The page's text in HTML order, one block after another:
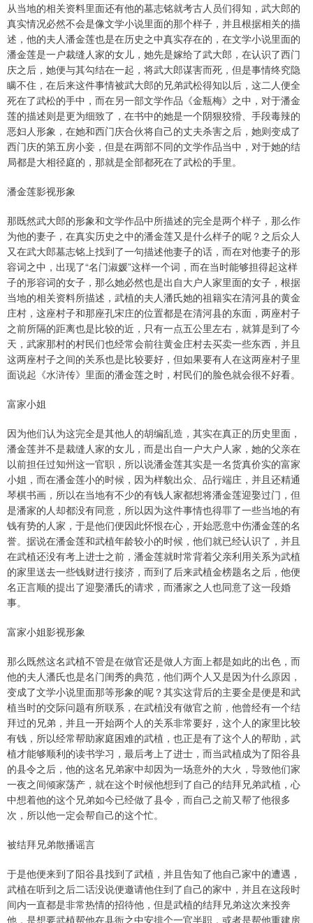
从当地的相关资料里面还有他的墓志铭就考古人员们得知，武大郎的
真实情况必然不会是像文学小说里面的那个样子，并且根据相关的描
述，他的夫人潘金莲也是在历史之中真实存在的，在文学小说里面的
潘金莲是一户裁缝人家的女儿，她先是嫁给了武大郎，在认识了西门
庆之后，她便与其勾结在一起，将武大郎谋害而死，但是事情终究隐
瞒不住，在后来这件事情被武大郎的兄弟武松得知以后，这二人便全
死在了武松的手中，而在另一部文学作品《金瓶梅》之中，对于潘金
莲的描述则是更为细致了，在书中的她是一个阴狠狡猾、手段毒辣的
恶妇人形象，在她和西门庆合伙将自己的丈夫杀害之后，她则变成了
西门庆的第五房小妾，但是在两部不同的文学作品当中，对于她的结
局都是大相径庭的，那就是全部都死在了武松的手里。
潘金莲影视形象
那既然武大郎的形象和文学作品中所描述的完全是两个样子，那么作
为他的妻子，在真实历史之中的潘金莲又是什么样子的呢？之后众人
又在武大郎墓志铭上找到了一句描述他妻子的话，而在对他妻子的形
容词之中，出现了“名门淑媛”这样一个词，而在当时能够担得起这样
子的形容词的女子，那么她必然也是出自大户人家里面的女子，根据
当地的相关资料所描述，武植的夫人潘氏她的祖籍实在清河县的黄金
庄村，这座村子和那座孔宋庄的位置都是在清河县的东面，两座村子
之前所隔的距离也是比较的近，只有一点五公里左右，就算是到了今
天，武家那村的村民们也经常会前往黄金庄村去买卖一些东西，并且
这两座村子之间的关系也是比较要好，但如果要有人在这两座村子里
面说起《水浒传》里面的潘金莲之时，村民们的脸色就会很不好看。
富家小姐
因为他们认为这完全是其他人的胡编乱造，其实在真正的历史里面，
潘金莲并不是裁缝人家的女儿，而是出自一户大户人家，她的父亲在
以前担任过知州这一官职，所以说潘金莲其实是一名货真价实的富家
小姐，而在潘金莲小的时候，因为样貌出众、品行端庄，并且还精通
琴棋书画，所以在当地有不少的有钱人家都想将潘金莲迎娶过门，但
是潘家的人却都没有同意，所以因为这件事情也得罪了一些当地的有
钱有势的人家，于是他们便因此怀恨在心，开始恶意中伤潘金莲的名
誉。据说在潘金莲和武植年龄较小的时候，他们就已经认识了，并且
在武植还没有考上进士之前，潘金莲就时常背着父亲利用关系为武植
的家里送去一些钱财进行接济，而到了后来武植金榜题名之后，他便
名正言顺的提出了迎娶潘氏的请求，而潘家之人也同意了这一段婚
事。
富家小姐影视形象
那么既然这名武植不管是在做官还是做人方面上都是如此的出色，而
他的夫人潘氏也是名门闺秀的典范，他们两个人又是因为什么原因，
变成了文学小说里面那等形象的呢？其实这背后的主要全是便是和武
植当时的交际问题有所联系，在武植没有做官之前，他曾经有一个结
拜过的兄弟，并且一开始两个人的关系非常要好，这个人的家里比较
有钱，所以经常帮助家庭困难的武植，也正是有了这个人的帮助，武
植才能够顺利的读书学习，最后考上了进士，而当武植成为了阳谷县
的县令之后，他的这名兄弟家中却因为一场意外的大火，导致他们家
一夜之间倾家荡产，就在这个时候他想到了自己的结拜兄弟武植，心
中想着他的这个兄弟如今已经做了县令，而自己之前又帮了他很多
次，所以他一定会帮自己的这个忙。
被结拜兄弟散播谣言
于是他便来到了阳谷县找到了武植，并且告知了他自己家中的遭遇，
武植在听到之后二话没说便邀请他住到了自己的家中，并且在这段时
间内一直都是非常热情的招待他，但是武植的结拜兄弟这次来投奔
他，是想要武植帮他在县衙之中安排个一官半职，或者是帮他重建房